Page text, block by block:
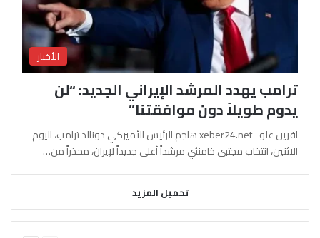
الأخبار
ترامب يهدد المرشد الإيراني الجديد: “لن
يدوم طويلاً دون موافقتنا”
آفرين علو ـ xeber24.net هاجم الرئيس الأميركي دونالد ترامب، اليوم
الاثنين، انتخاب مجتبى خامنئي مرشداً أعلى جديداً لإيران، محذراً من…
تحميل المزيد